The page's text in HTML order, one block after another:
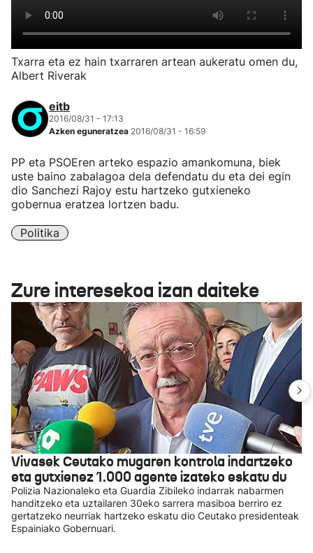
Txarra eta ez hain txarraren artean aukeratu omen du,
Albert Riverak
eitb
2016/08/31 - 17:13
Azken eguneratzea 2016/08/31 - 16:59
PP eta PSOEren arteko espazio amankomuna, biek
uste baino zabalagoa dela defendatu du eta dei egin
dio Sanchezi Rajoy estu hartzeko gutxieneko
gobernua eratzea lortzen badu.
Politika
Zure interesekoa izan daiteke
Vivasek Ceutako mugaren kontrola indartzeko
eta gutxienez 1.000 agente izateko eskatu du
Polizia Nazionaleko eta Guardia Zibileko indarrak nabarmen
handitzeko eta uztailaren 30eko sarrera masiboa berriro ez
gertatzeko neurriak hartzeko eskatu dio Ceutako presidenteak
Espainiako Gobernuari.